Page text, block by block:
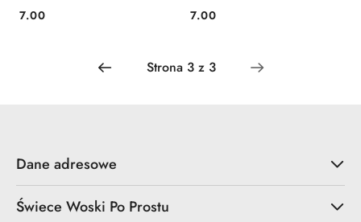
Cena:
7.00 Cena:
7.00
Dane adresowe
Świece Woski Po Prostu